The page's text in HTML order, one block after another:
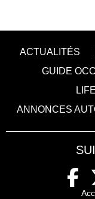
ACTUALITÉS
GUIDE
ANNONCES